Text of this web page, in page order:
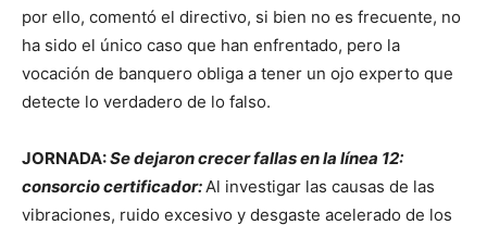
por ello, comentó el directivo, si bien no es frecuente, no
ha sido el único caso que han enfrentado, pero la
vocación de banquero obliga a tener un ojo experto que
detecte lo verdadero de lo falso.
JORNADA:Se dejaron crecer fallas en la línea 12:
consorcio certificador:Al investigar las causas de las
vibraciones, ruido excesivo y desgaste acelerado de los